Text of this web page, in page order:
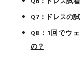
Q7：ドレスの
Q8：1回でウ
の？